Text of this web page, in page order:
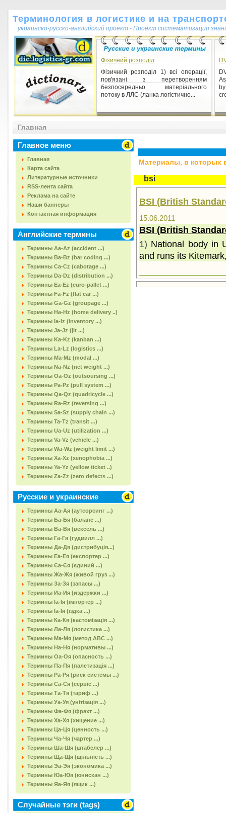
Терминология в логистике и на
украинско-русско-английский проект - Проект систематизации
Фізичний розподіл
Фізичний розподіл 1) всі операції,
пов'язані з перетворенням
безпосередньо матеріального
потоку в ЛЛС (ланка логістично...
Главная
Главное меню
Главная
Карта сайта
Литературные источники
RSS-лента сайта
Реклама на сайте
Наши баннеры
Контактная информация
Английские термины
Термины Aa-Az (accident ...)
Термины Ba-Bz (bar coding ...)
Термины Ca-Cz (cabotage ...)
Термины Da-Dz (distribution ...)
Термины Ea-Ez (euro-pallet ...)
Термины Fa-Fz (flat car ...)
Термины Ga-Gz (groupage ...)
Термины Ha-Hz (home delivery ..)
Термины Ia-Iz (inventory ...)
Термины Ja-Jz (jit ...)
Термины Ka-Kz (kanban ...)
Термины La-Lz (logistics ...)
Термины Ma-Mz (modal ...)
Термины Na-Nz (net weight ...)
Термины Oa-Oz (outsoursing ...)
Термины Pa-Pz (pull system ...)
Термины Qa-Qz (quadricycle ...)
Термины Ra-Rz (reversing ...)
Термины Sa-Sz (supply chain ...)
Термины Ta-Tz (transit ...)
Термины Ua-Uz (utilization ...)
Термины Va-Vz (vehicle ...)
Термины Wa-Wz (weight limit ...)
Термины Xa-Xz (xenophobia ...)
Термины Ya-Yz (yellow ticket ..)
Термины Za-Zz (zero defects ...)
Русские и украинские
Термины Аа-Ая (аутсорсинг ...)
Термины Ба-Бя (баланс ...)
Термины Ва-Вя (вексель ...)
Термины Га-Гя (гудвилл ...)
Термины Да-Дя (дистрибуція...)
Термины Еа-Ея (експортер ...)
Термины Єа-Єя (єдиний ...)
Термины Жа-Жя (живой груз ...)
Термины За-Зя (запасы ...)
Термины Иа-Ия (издержки ...)
Термины Іа-Ія (імпортер ...)
Термины Їа-Їя (їздка ...)
Термины Ка-Кя (кастомізація ...)
Термины Ла-Ля (логистика ...)
Термины Ма-Мя (метод АВС ...)
Термины На-Ня (нормативы ...)
Термины Оа-Оя (опасность ...)
Термины Па-Пя (палетизація ...)
Термины Ра-Ря (риск системы ...)
Термины Са-Ся (сервіс ...)
Термины Та-Тя (тариф ...)
Термины Уа-Уя (унітізація ...)
Термины Фа-Фя (фрахт ...)
Термины Ха-Хя (хищение ...)
Термины Ца-Ця (ценность ...)
Термины Ча-Чя (чартер ...)
Термины Ша-Шя (штабелер ...)
Термины Ща-Щя (щільність ...)
Термины Эа-Эя (экономика ...)
Термины Юа-Юя (юнискан ...)
Термины Яа-Яя (ящик ...)
Случайные тэги (tags)
Материалы, в которых
bsi
BSI (British
15.06.2011
BSI (British
1) National body in
and runs its